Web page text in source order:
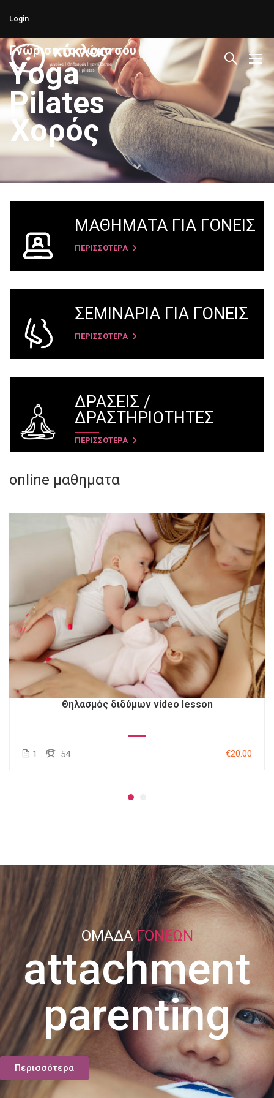
Login
Γνώρισε το σώμα σου
Pilates
Yoga
Χορός
ΜΑΘΗΜΑΤΑ ΓΙΑ ΓΟΝΕΙΣ
ΠΕΡΙΣΣΟΤΕΡΑ
ΣΕΜΙΝΑΡΙΑ ΓΙΑ ΓΟΝΕΙΣ
ΠΕΡΙΣΣΟΤΕΡΑ
ΔΡΑΣΕΙΣ /
ΔΡΑΣΤΗΡΙΟΤΗΤΕΣ
ΠΕΡΙΣΣΟΤΕΡΑ
online μαθηματα
Θηλασμός διδύμων video lesson
1 54 €20.00
ΟΜΑΔΑΓΟΝΕΩΝ
attachment
parenting
Περισσότερα